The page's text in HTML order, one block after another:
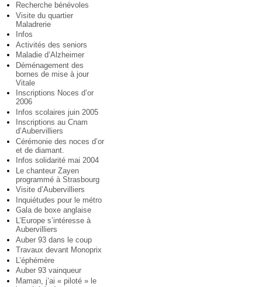
Recherche bénévoles
Visite du quartier
Maladrerie
Infos
Activités des seniors
Maladie d’Alzheimer
Déménagement des
bornes de mise à jour
Vitale
Inscriptions Noces d’or
2006
Infos scolaires juin 2005
Inscriptions au Cnam
d’Aubervilliers
Cérémonie des noces d’or
et de diamant.
Infos solidarité mai 2004
Le chanteur Zayen
programmé à Strasbourg
Visite d’Aubervilliers
Inquiétudes pour le métro
Gala de boxe anglaise
L’Europe s’intéresse à
Aubervilliers
Auber 93 dans le coup
Travaux devant Monoprix
L’éphémère
Auber 93 vainqueur
Maman, j’ai « piloté » le